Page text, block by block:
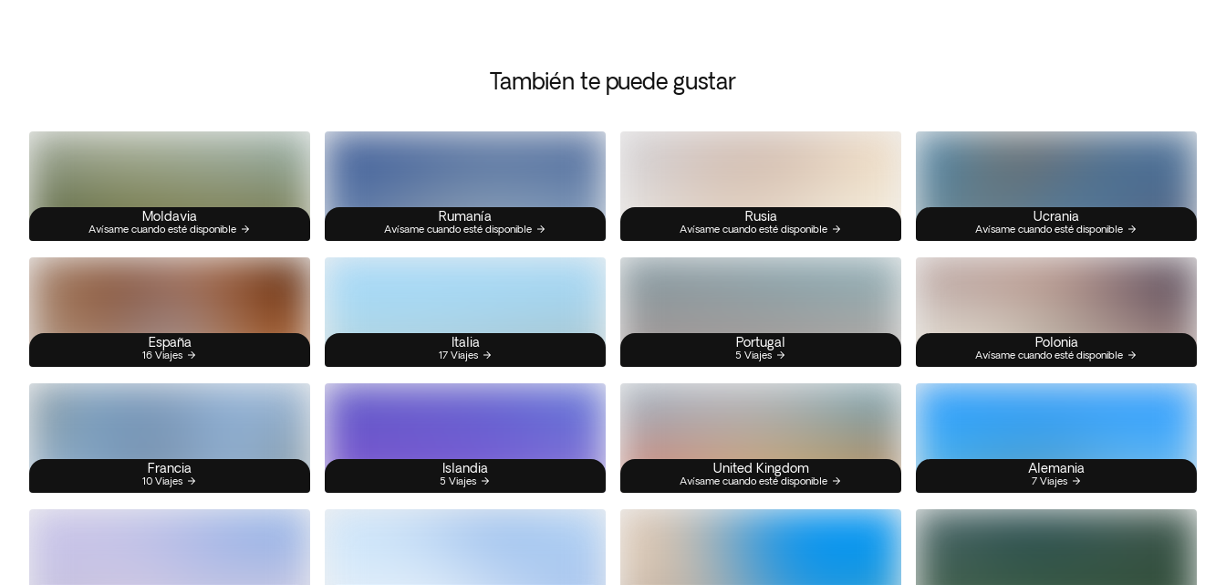
También te puede gustar
Moldavia
Avísame cuando esté disponible
Rumanía
Avísame cuando esté disponible
Rusia
Avísame cuando esté disponible
Ucrania
Avísame cuando esté disponible
España
16 Viajes
Italia
17 Viajes
Portugal
5 Viajes
Polonia
Avísame cuando esté disponible
Francia
10 Viajes
Islandia
5 Viajes
United Kingdom
Avísame cuando esté disponible
Alemania
7 Viajes